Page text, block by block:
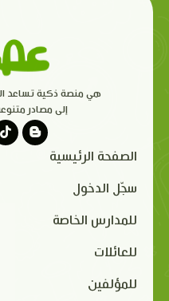
هي منصة ذكية تساعد
إلى مصادر
الصفحة الرئيسية
سجّل الدخول
للمدارس الخاصة
للعائلات
للمؤلفين